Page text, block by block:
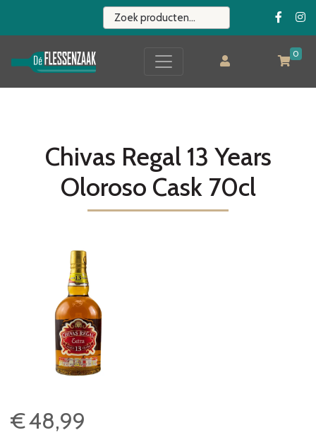
0
Chivas Regal 13 Years
Oloroso Cask 70cl
€48,99